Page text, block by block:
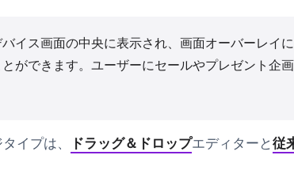
イス画面の中央に表示され、画面オーバーレイ
ができます。ユーザーにセールやプレゼント企
イプは、 ドラッグ＆ドロップエディターと従